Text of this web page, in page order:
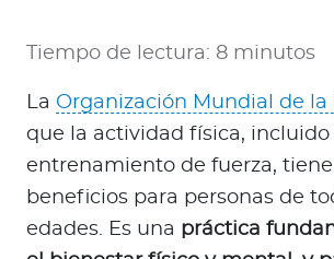
d
Tiempo de lectura: 8 minutos
La Organización Mundial de la
que la actividad física, incluido
entrenamiento de fuerza,
beneficios para personas de
edades. Es una práctica